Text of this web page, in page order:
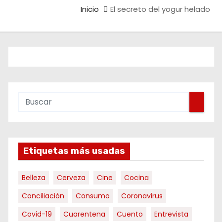
Inicio El secreto del yogur helado
Etiquetas más usadas
Belleza Cerveza Cine
Cocina
Conciliación
Consumo
Coronavirus
Covid-19
Cuarentena Cuento
Entrevista